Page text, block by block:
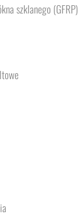
szklanego (GFRP)